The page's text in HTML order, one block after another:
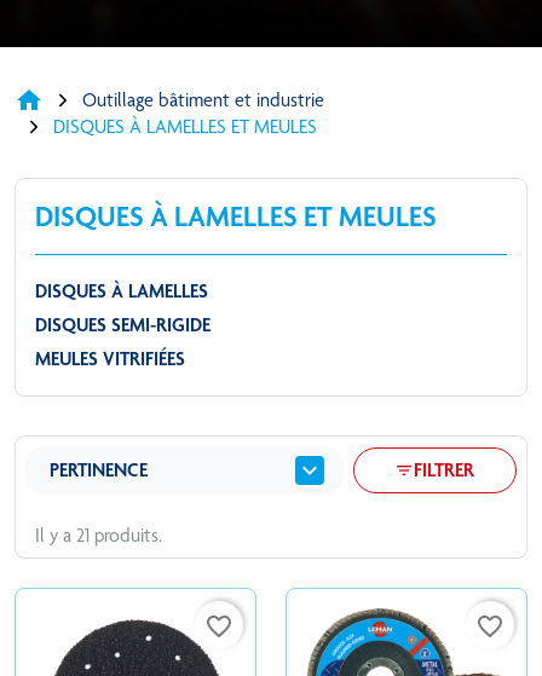
home
Outillage bâtiment et industrie
DISQUES À LAMELLES ET MEULES
DISQUES À LAMELLES ET MEULES
DISQUES À LAMELLES
DISQUES SEMI-RIGIDE
MEULES VITRIFIÉES
Il y a 21 produits.
PERTINENCE expand_more filter_listFILTRER
favorite_border favorite_border